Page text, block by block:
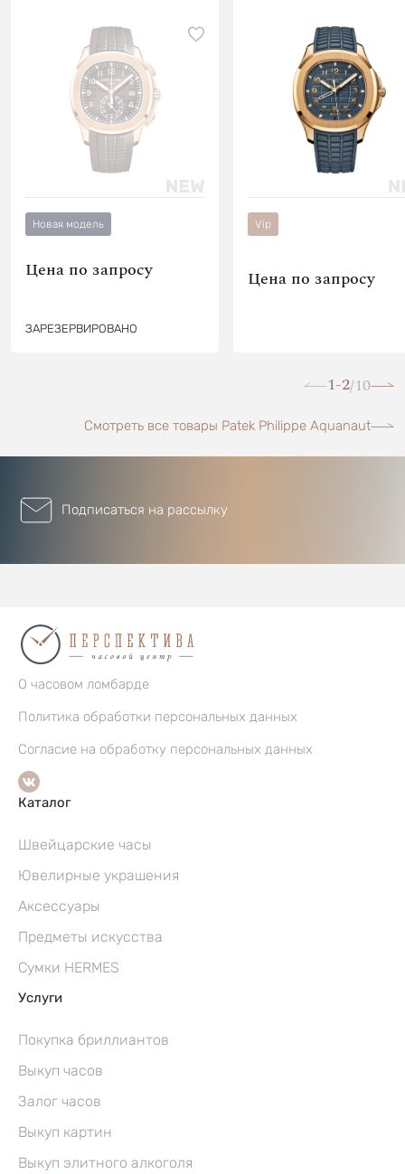
Новая модель
Цена по запросу
ЗАРЕЗЕРВИРОВАНО
Vip
Цена по запросу
1-2/10
Смотреть все товары Patek Philippe Aquanaut
Подписаться на рассылку
О часовом ломбарде
Политика обработки персональных данных
Согласие на обработку персональных данных
Каталог
Швейцарские часы
Ювелирные украшения
Аксессуары
Предметы искусства
Сумки HERMES
Услуги
Покупка бриллиантов
Выкуп часов
Залог часов
Выкуп картин
Выкуп элитного алкоголя